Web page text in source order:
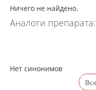
Ничего не найдено.
Аналоги препарата:
Нет синонимов